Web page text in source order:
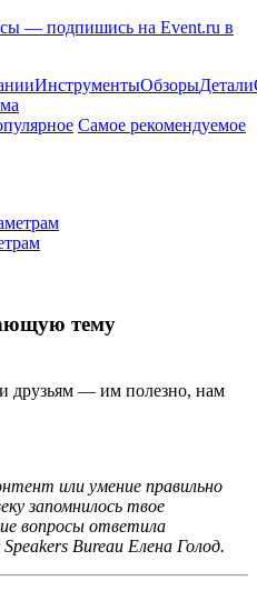
— подпишись на Event.ru в
ИнструментыОбзорыДетали
Самое рекомендуемое
тему
друзьям — им полезно, нам
или умение правильно
запомнилось твое
вопросы ответила
Bureau Елена Голод.